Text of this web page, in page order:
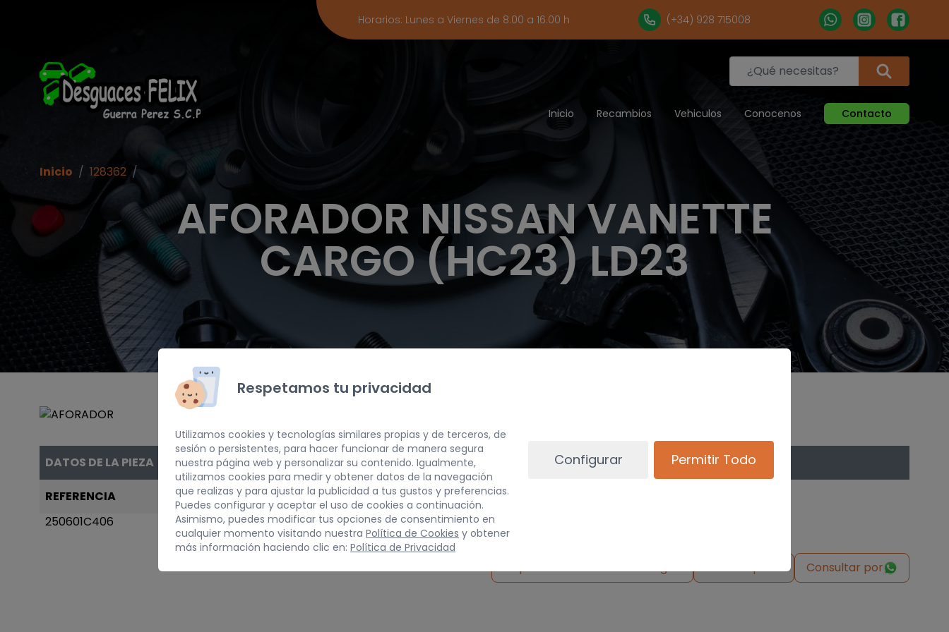
Horarios: Lunes a Viernes de 8.00 a 16.00 h (+34) 928 715008
Inicio Recambios Vehiculos Conocenos Contacto
AFORADOR NISSAN VANETTE
CARGO (HC23) LD23
Inicio / 128362 /
DATOS DE LA PIEZA
REFERENCIA
250601C406
AÑO
1995
PESO
5 kg
Inspeccionar vehículo de origen Solicitar pieza Consultar por
Respetamos tu privacidad
Utilizamos cookies y tecnologías similares propias y de terceros, de
sesión o persistentes, para hacer funcionar de manera segura
nuestra página web y personalizar su contenido. Igualmente,
utilizamos cookies para medir y obtener datos de la navegación
que realizas y para ajustar la publicidad a tus gustos y preferencias.
Puedes configurar y aceptar el uso de cookies a continuación.
Asimismo, puedes modificar tus opciones de consentimiento en
cualquier momento visitando nuestra Política de Cookies y obtener
más información haciendo clic en: Política de Privacidad
Configurar Permitir Todo